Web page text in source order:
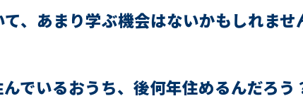
て、あまり学ぶ機会はないかもしれま
でいるおうち、後何年住めるんだろ